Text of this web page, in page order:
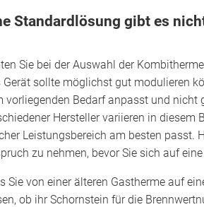
Standardlösung gibt es
Sie bei der Auswahl der
Gerät sollte möglichst gut modulieren
vorliegenden Bedarf anpasst und
Hersteller variieren in
Leistungsbereich am besten passt.
zu nehmen, bevor Sie sich auf
Sie von einer älteren Gastherme auf
ob ihr Schornstein für die